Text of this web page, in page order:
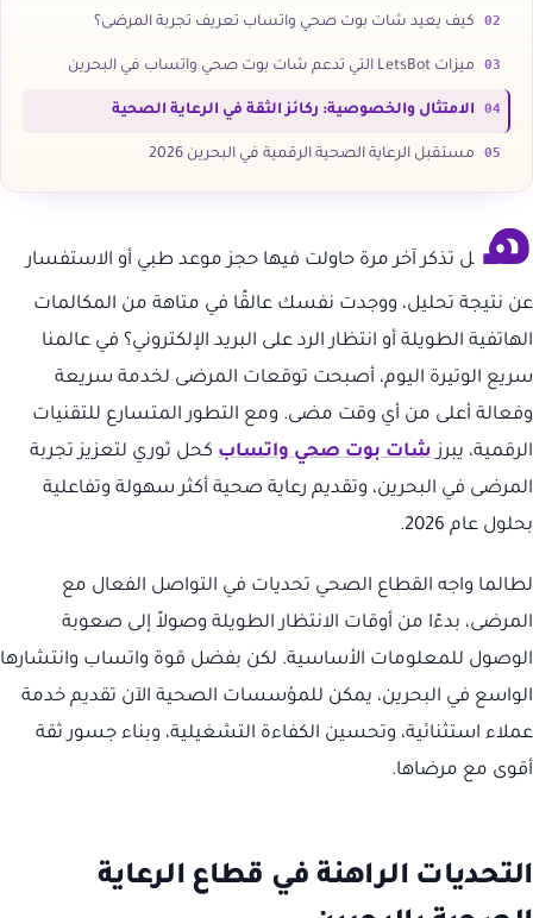
02 كيف يعيد شات بوت صحي واتساب تعريف تجربة المرضى؟
03 ميزات LetsBot التي تدعم شات بوت صحي واتساب في البحرين
04 الامتثال والخصوصية: ركائز الثقة في الرعاية الصحية
05 مستقبل الرعاية الصحية الرقمية في البحرين 2026
ه ل تذكر آخر مرة حاولت فيها حجز موعد طبي أو الاستفسار
عن نتيجة تحليل، ووجدت نفسك عالقًا في متاهة من المكالمات
الهاتفية الطويلة أو انتظار الرد على البريد الإلكتروني؟ في عالمنا
سريع الوتيرة اليوم، أصبحت توقعات المرضى لخدمة سريعة
وفعالة أعلى من أي وقت مضى. ومع التطور المتسارع للتقنيات
الرقمية، يبرز شات بوت صحي واتساب كحل ثوري لتعزيز تجربة
المرضى في البحرين، وتقديم رعاية صحية أكثر سهولة وتفاعلية
بحلول عام 2026.
لطالما واجه القطاع الصحي تحديات في التواصل الفعال مع
المرضى، بدءًا من أوقات الانتظار الطويلة وصولاً إلى صعوبة
الوصول للمعلومات الأساسية. لكن بفضل قوة واتساب وانتشارها
الواسع في البحرين، يمكن للمؤسسات الصحية الآن تقديم خدمة
عملاء استثنائية، وتحسين الكفاءة التشغيلية، وبناء جسور ثقة
أقوى مع مرضاها.
التحديات الراهنة في قطاع الرعاية